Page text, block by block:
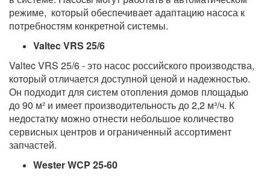
режиме, который обеспечивает адаптацию насоса к
потребностям конкретной системы.
Valtec VRS 25/6
Valtec VRS 25/6 - это насос российского производства,
который отличается доступной ценой и надежностью.
Он подходит для систем отопления домов площадью
до 90 м² и имеет производительность до 2,2 м³/ч. К
недостатку можно отнести небольшое количество
сервисных центров и ограниченный ассортимент
запчастей.
Wester WCP 25-60